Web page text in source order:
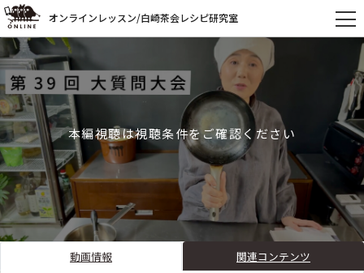
オンラインレッスン/白崎茶会レシピ研究室
本編視聴は視聴条件をご確認ください
動画情報 関連コンテンツ